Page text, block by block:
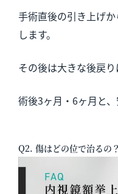
手術直後の引き上げ
します。
その後は大きな後戻り
術後3ヶ月・6ヶ月と、
Q2. 傷はどの位で治るの？